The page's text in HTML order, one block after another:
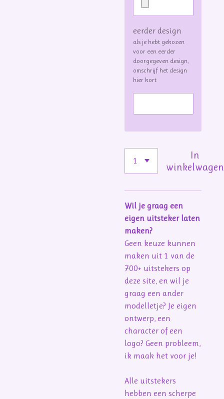
eerder design
als je hebt gekozen
voor een eerder
doorgegeven design,
omschrijf het design
hier kort
In
winkelwagen
Wil je graag een
eigen uitsteker laten
maken?
Geen keuze kunnen
maken uit 1 van de
700+ uitstekers op
deze site, en wil je
graag een ander
modelletje? Je eigen
ontwerp, een
character of een
logo? Geen probleem,
ik maak het voor je!
Alle uitstekers
hebben een scherpe